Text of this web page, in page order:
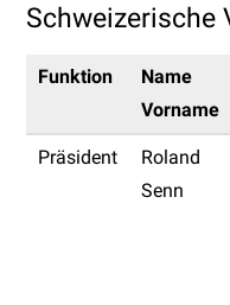
Schweizerische
Funktion
Name
Vorname
Präsident
Roland
Senn